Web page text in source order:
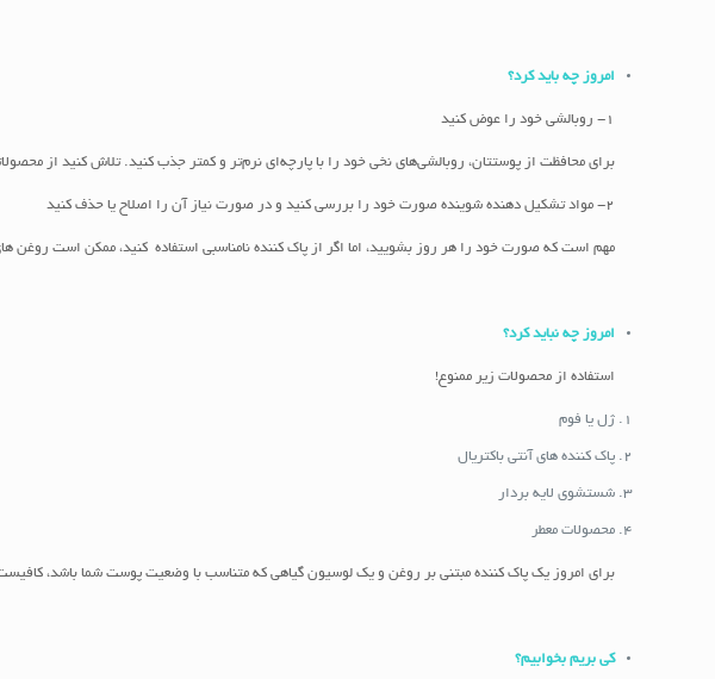
امروز چه باید کرد؟
1- روبالشی خود را عوض کنید
برای محافظت از پوستتان، روبالشی‌های نخی خود را با پارچه‌ای نرم‌تر و کمتر جذب کنید. تلاش کنید از
2- مواد تشکیل دهنده شوینده صورت خود را بررسی کنید و در صورت نیاز آن را اصلاح یا حذف کنید
مهم است که صورت خود را هر روز بشویید، اما اگر از پاک کننده نامناسبی استفاده کنید، ممکن است
امروز چه نباید کرد؟
استفاده از محصولات زیر ممنوع!
ژل یا فوم
پاک کننده های آنتی باکتریال
شستشوی لایه بردار
محصولات معطر
برای امروز یک پاک کننده مبتنی بر روغن و یک لوسیون گیاهی که متناسب با وضعیت پوست شما باشد،
کی بریم بخوابیم؟